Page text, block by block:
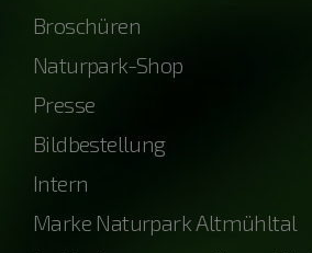
Broschüren
Naturpark-Shop
Presse
Bildbestellung
Intern
Marke Naturpark Altmühltal